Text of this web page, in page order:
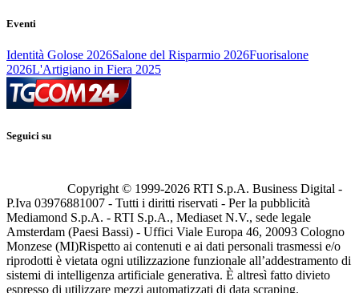
Eventi
Identità Golose 2026Salone del Risparmio 2026Fuorisalone
2026L'Artigiano in Fiera 2025
Seguici su
Copyright © 1999-2026 RTI S.p.A. Business Digital -
P.Iva 03976881007 - Tutti i diritti riservati - Per la pubblicità
Mediamond S.p.A. - RTI S.p.A., Mediaset N.V., sede legale
Amsterdam (Paesi Bassi) - Uffici Viale Europa 46, 20093 Cologno
Monzese (MI)Rispetto ai contenuti e ai dati personali trasmessi e/o
riprodotti è vietata ogni utilizzazione funzionale all’addestramento di
sistemi di intelligenza artificiale generativa. È altresì fatto divieto
espresso di utilizzare mezzi automatizzati di data scraping.